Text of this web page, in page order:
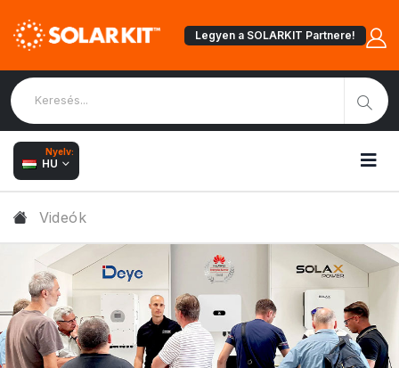
Legyen a SOLARKIT Partnere!
Nyelv:
HU
Videók